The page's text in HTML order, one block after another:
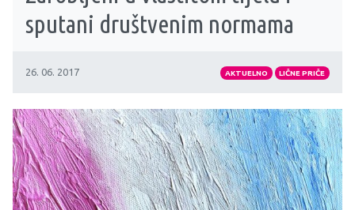
sputani društvenim normama
26. 06. 2017 AKTUELNO LIČNE PRIČE